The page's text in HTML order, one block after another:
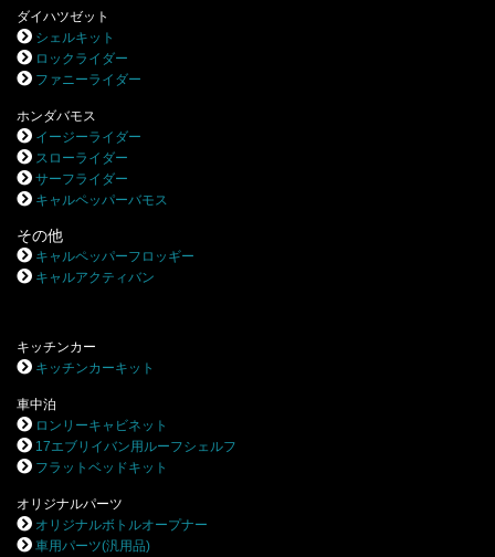
ダイハツゼット
シェルキット
ロックライダー
ファニーライダー
ホンダバモス
イージーライダー
スローライダー
サーフライダー
キャルペッパーバモス
その他
キャルペッパーフロッギー
キャルアクティバン
キッチンカー
キッチンカーキット
車中泊
ロンリーキャビネット
17エブリイバン用ルーフシェルフ
フラットベッドキット
オリジナルパーツ
オリジナルボトルオープナー
車用パーツ(汎用品)